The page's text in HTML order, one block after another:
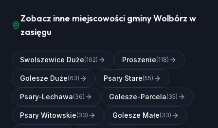
Zobacz inne miejscowości gminy Wolbórz w
zasięgu
Swolszewice Duże(162) Proszenie(118)
Golesze Duże(63) Psary Stare(55)
Psary-Lechawa(36) Golesze-Parcela(35)
Psary Witowskie(33) Golesze Małe(33)